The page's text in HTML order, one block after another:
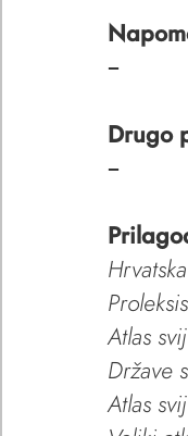
–
Drugo
–
Atlas
Države
Atlas